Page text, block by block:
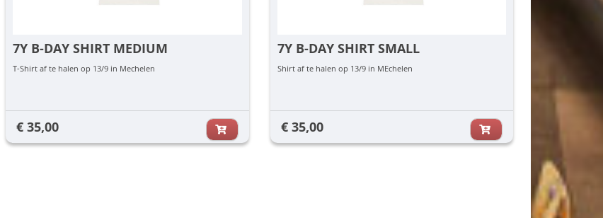
7Y B-DAY SHIRT MEDIUM
T-Shirt af te halen op 13/9 in Mechelen
€ 35,00
7Y B-DAY SHIRT SMALL
Shirt af te halen op 13/9 in MEchelen
€ 35,00